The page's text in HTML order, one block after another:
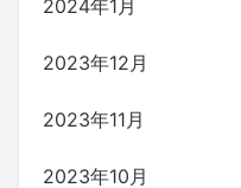
2024年1月
2023年12月
2023年11月
2023年10月